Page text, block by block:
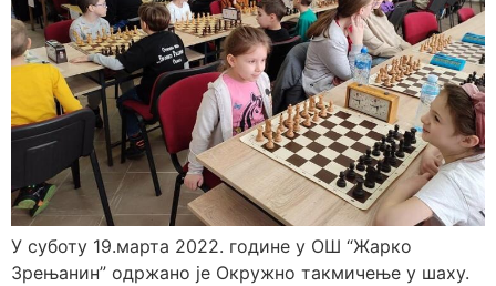
У суботу 19.марта 2022. године у ОШ “Жарко
Зрењанин” одржано је Окружно такмичење у шаху.